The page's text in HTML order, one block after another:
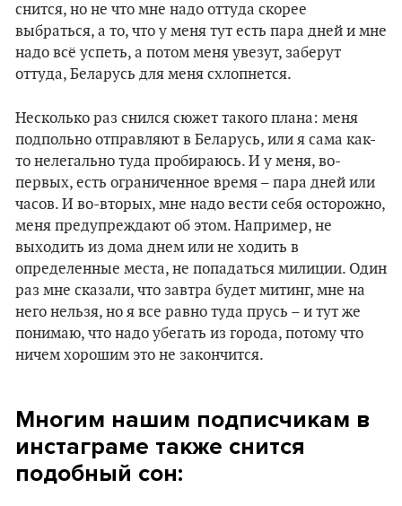
снится, но не что мне надо оттуда скорее
выбраться, а то, что у меня тут есть пара дней и мне
надо всё успеть, а потом меня увезут, заберут
оттуда, Беларусь для меня схлопнется.
Несколько раз снился сюжет такого плана: меня
подпольно отправляют в Беларусь, или я сама как-
то нелегально туда пробираюсь. И у меня, во-
первых, есть ограниченное время – пара дней или
часов. И во-вторых, мне надо вести себя осторожно,
меня предупреждают об этом. Например, не
выходить из дома днем или не ходить в
определенные места, не попадаться милиции. Один
раз мне сказали, что завтра будет митинг, мне на
него нельзя, но я все равно туда прусь – и тут же
понимаю, что надо убегать из города, потому что
ничем хорошим это не закончится.
Многим нашим подписчикам в
инстаграме также снится
подобный сон: